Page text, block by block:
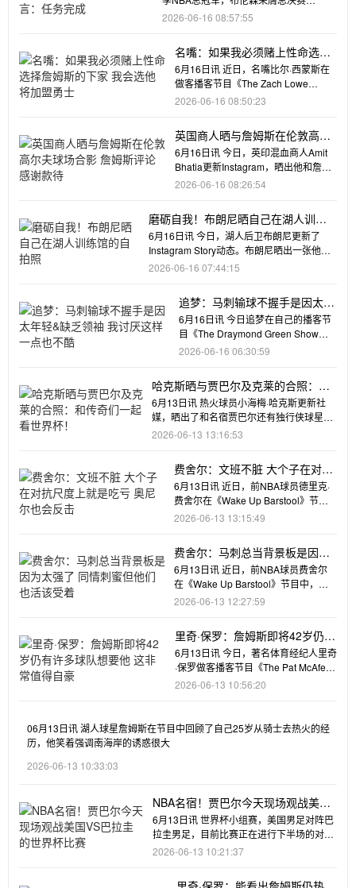
FMVP。科比妻子瓦妮莎
2026-06-16 08:57:55
名嘴：如果我必须赌上性命选择
詹姆斯的下家 我会选他将加盟勇
士
6月16日讯 近日，名嘴比尔·西蒙斯在
做客播客节目《The Zach Lowe
Show》时谈到了湖
2026-06-16 08:50:23
英国商人晒与詹姆斯在伦敦高尔
夫球场合影 詹姆斯评论感谢款待
6月16日讯 今日，英印混血商人Amit
Bhatia更新Instagram，晒出他和詹姆
斯在英国伦
2026-06-16 08:26:54
磨砺自我！布朗尼晒自己在湖人训练
馆的自拍照
6月16日讯 今日，湖人后卫布朗尼更新了
Instagram Story动态。布朗尼晒出一张他在
湖人训
2026-06-16 07:44:15
追梦：马刺输球不握手是因太年
轻&缺乏领袖 我讨厌这样一点也
不酷
6月16日讯 今日追梦在自己的播客节
目《The Draymond Green Show》
中谈到了马刺
2026-06-16 06:30:59
哈克斯晒与贾巴尔及克莱的合照：和
传奇们一起看世界杯！
6月13日讯 热火球员小海梅·哈克斯更新社
媒，晒出了和名宿贾巴尔还有独行侠球星克
莱一同看世界杯的合照
2026-06-13 13:16:53
费舍尔：文班不脏 大个子在对抗
尺度上就是吃亏 奥尼尔也会反击
6月13日讯 近日，前NBA球员德里克·
费舍尔在《Wake Up Barstool》节目
中，谈到了文
2026-06-13 13:15:49
费舍尔：马刺总当背景板是因为
太强了 同情刺蜜但他们也活该受
着
6月13日讯 近日，前NBA球员费舍尔
在《Wake Up Barstool》节目中，谈
到了马刺总是成
2026-06-13 12:27:59
里奇·保罗：詹姆斯即将42岁仍有
许多球队想要他 这非常值得自豪
6月13日讯 今日，著名体育经纪人里奇
·保罗做客播客节目《The Pat McAfee
Show》，
2026-06-13 10:56:20
06月13日讯 湖人球星詹姆斯在节目中回顾了自己25岁从骑士去热火的经
历，他笑着强调南海岸的诱惑很大
2026-06-13 10:33:03
NBA名宿！贾巴尔今天现场观战美国
VS巴拉圭的世界杯比赛
6月13日讯 世界杯小组赛，美国男足对阵巴
拉圭男足，目前比赛正在进行下半场的对
决，美国男足暂时3比0
2026-06-13 10:21:37